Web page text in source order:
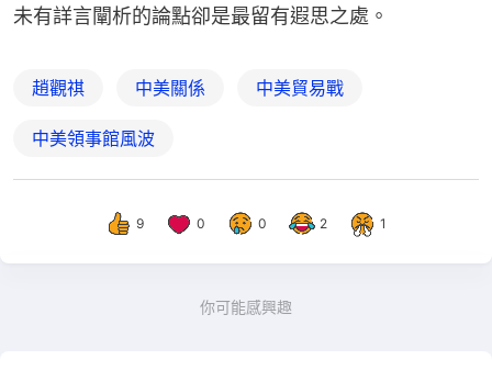
未有詳言闡析的論點卻是最留有遐思之處。
趙觀祺 中美關係 中美貿易戰
中美領事館風波
9 0 0 2 1
你可能感興趣